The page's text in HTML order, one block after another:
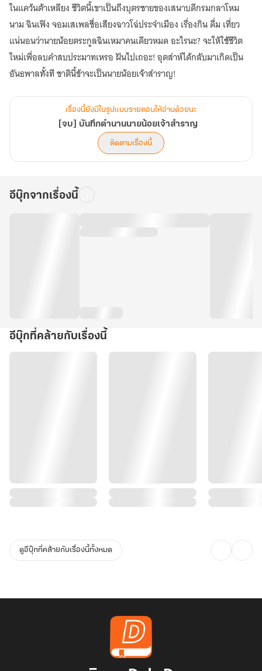
ในแคว้นต้าเหลียง ชีวิตนี้เขาเป็นถึงบุตรชายของเสนาบดีกรมกลาโหม
นาม ฉินเฟิง จอมเสเพลชื่อเสียงฉาวโฉ่ประจำเมือง เรื่องกิน ดื่ม เที่ยว
แน่นอนว่านายน้อยตระกูลฉินเหมาคนเดียวหมด อะไรนะ? จะให้ใช้ชีวิต
ใหม่เพื่อลบคำสบประมาทเหรอ ฝันไปเถอะ! อุตส่าห์ได้กลับมาเกิดเป็น
อันธพาลทั้งที ชาตินี้ข้าจะเป็นนายน้อยเจ้าสำราญ!
เรื่องนี้ยังมีในรูปแบบรายตอนให้อ่านด้วยนะ
[จบ] บันทึกตำนานนายน้อยเจ้าสำราญ
ติดตามเรื่องนี้
อีบุ๊กจากเรื่องนี้
อีบุ๊กที่คล้ายกับเรื่องนี้
ดูอีบุ๊กที่คล้ายกับเรื่องนี้ทั้งหมด